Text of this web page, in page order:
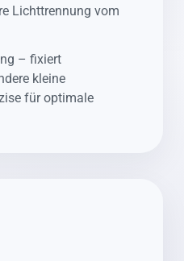
Lichttrennung vom
– fixiert
kleine
für optimale